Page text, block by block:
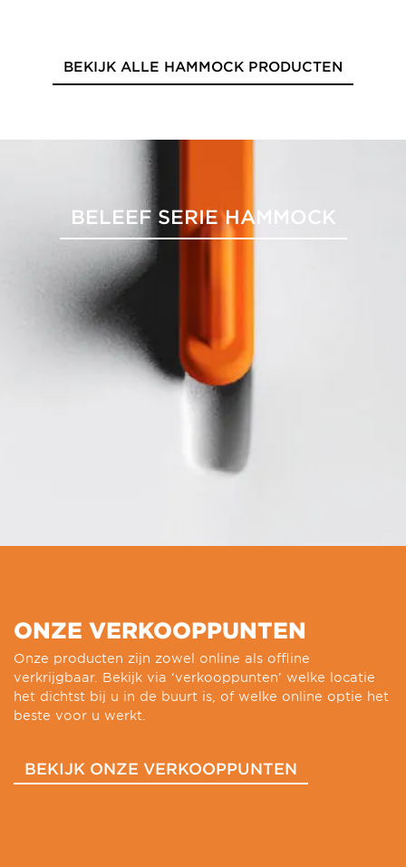
BEKIJK ALLE HAMMOCK PRODUCTEN
BELEEF SERIE HAMMOCK
ONZE VERKOOPPUNTEN
Onze producten zijn zowel online als offline
verkrijgbaar. Bekijk via ‘verkooppunten’ welke locatie
het dichtst bij u in de buurt is, of welke online optie het
beste voor u werkt.
BEKIJK ONZE VERKOOPPUNTEN